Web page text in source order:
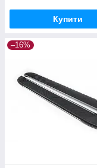
Купити
–16%